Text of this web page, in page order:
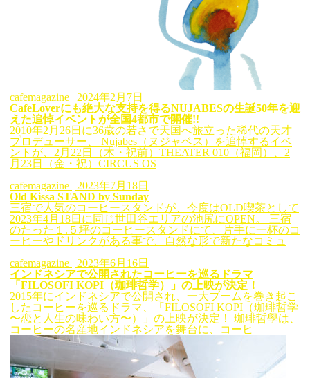
cafemagazine | 2024年2月7日
CafeLoverにも絶大な支持を得るNUJABESの生誕50年を迎
えた追悼イベントが全国4都市で開催!!
2010年2月26日に36歳の若さで天国へ旅立った稀代の天才
プロデューサー、 Nujabes（ヌジャベス）を追悼するイベ
ントが、2月22日（木・祝前）THEATER 010（福岡）、2
月23日（金・祝）CIRCUS OS
cafemagazine | 2023年7月18日
Old Kissa STAND by Sunday
三宿で人気のコーヒースタンドが、今度はOLD喫茶として
2023年4月18日に同じ世田谷エリアの池尻にOPEN。 三宿
のたった１.５坪のコーヒースタンドにて、片手に一杯のコ
ーヒーやドリンクがある事で、自然な形で新たなコミュ
cafemagazine | 2023年6月16日
インドネシアで公開されたコーヒーを巡るドラマ
「FILOSOFI KOPI（珈琲哲学）」の上映が決定！
2015年にインドネシアで公開され、一大ブームを巻き起こ
したコーヒーを巡るドラマ、「FILOSOFI KOPI（珈琲哲学
〜恋と人生の味わい方〜）」の上映が決定！ 珈琲哲學は、
コーヒーの名産地インドネシアを舞台に、コーヒ